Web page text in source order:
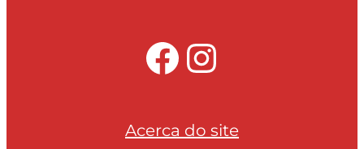
Facebook
Acerca do site